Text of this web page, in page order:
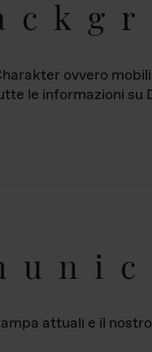
ovvero
le informazioni
attuali e il